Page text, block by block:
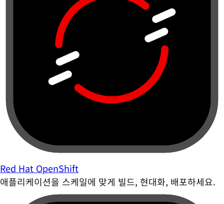
Red Hat OpenShift
애플리케이션을 스케일에 맞게 빌드, 현대화, 배포하세요.